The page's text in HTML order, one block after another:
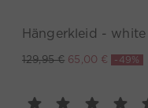
Hängerkleid -
129,95 € 65,00 € -49%